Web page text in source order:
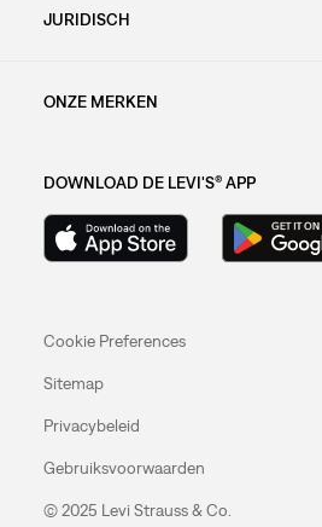
JURIDISCH
ONZE MERKEN
DOWNLOAD DE LEVI'S® APP
Cookie Preferences
Sitemap
Privacybeleid
Gebruiksvoorwaarden
© 2025 Levi Strauss & Co.